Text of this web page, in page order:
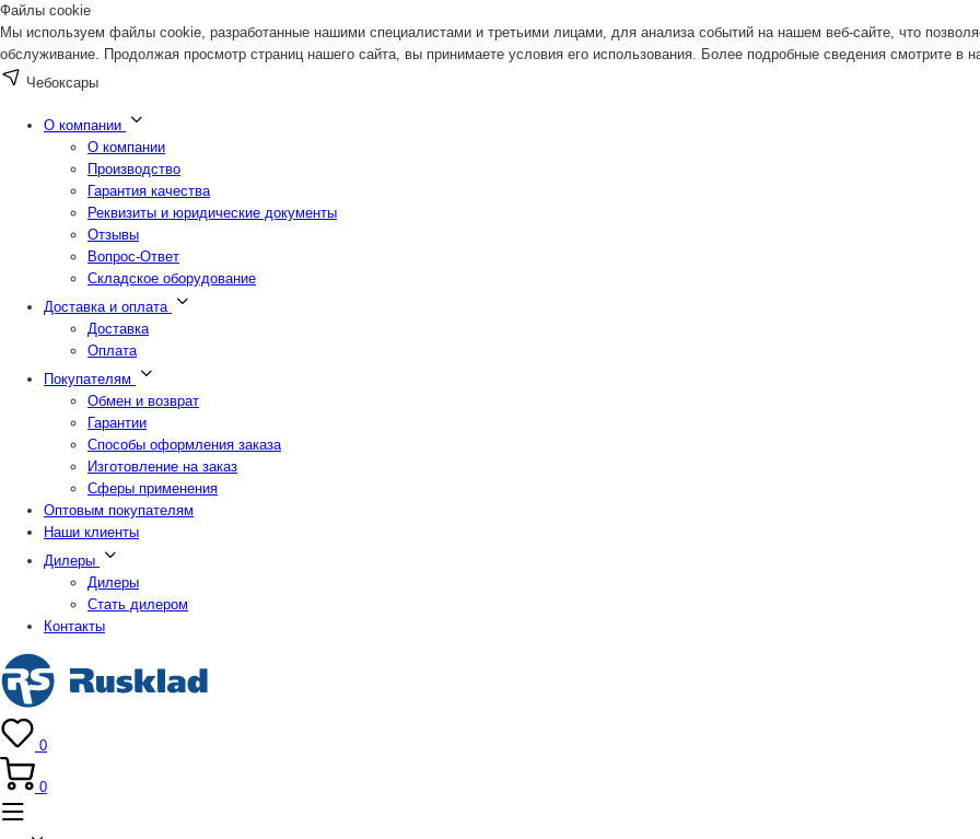
Файлы cookie
Мы используем файлы cookie, разработанные нашими специалистами и третьими лицами, для анализа событий на нашем веб-сайте, что
обслуживание. Продолжая просмотр страниц нашего сайта, вы принимаете условия его использования. Более подробные сведения смотрите в
Чебоксары
О компании
О компании
Производство
Гарантия качества
Реквизиты и юридические документы
Отзывы
Вопрос-Ответ
Складское оборудование
Доставка и оплата
Доставка
Оплата
Покупателям
Обмен и возврат
Гарантии
Способы оформления заказа
Изготовление на заказ
Сферы применения
Оптовым покупателям
Наши клиенты
Дилеры
Дилеры
Стать дилером
Контакты
0
0